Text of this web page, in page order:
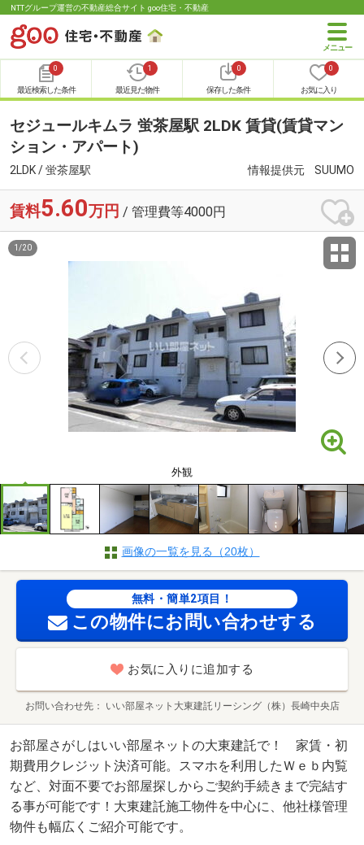
NTTグループ運営の不動産総合サイト goo住宅・不動産
0
最近検索した条件
1
最近見た物件
0
保存した条件
0
お気に入り
セジュールキムラ 蛍茶屋駅 2LDK 賃貸(賃貸マン
ション・アパート)
2LDK / 蛍茶屋駅 情報提供元 SUUMO
賃料5.60万円 / 管理費等4000円
外観
1 /20
画像の一覧を見る（20枚）
無料・簡単2項目！
この物件にお問い合わせする
お気に入りに追加する
お問い合わせ先 いい部屋ネット大東建託リーシング（株）長崎中央店
お部屋さがしはいい部屋ネットの大東建託で！ 家賃・初
期費用クレジット決済可能。スマホを利用したＷｅｂ内覧
など、対面不要でお部屋探しからご契約手続きまで完結す
る事が可能です！大東建託施工物件を中心に、他社様管理
物件も幅広くご紹介可能です。